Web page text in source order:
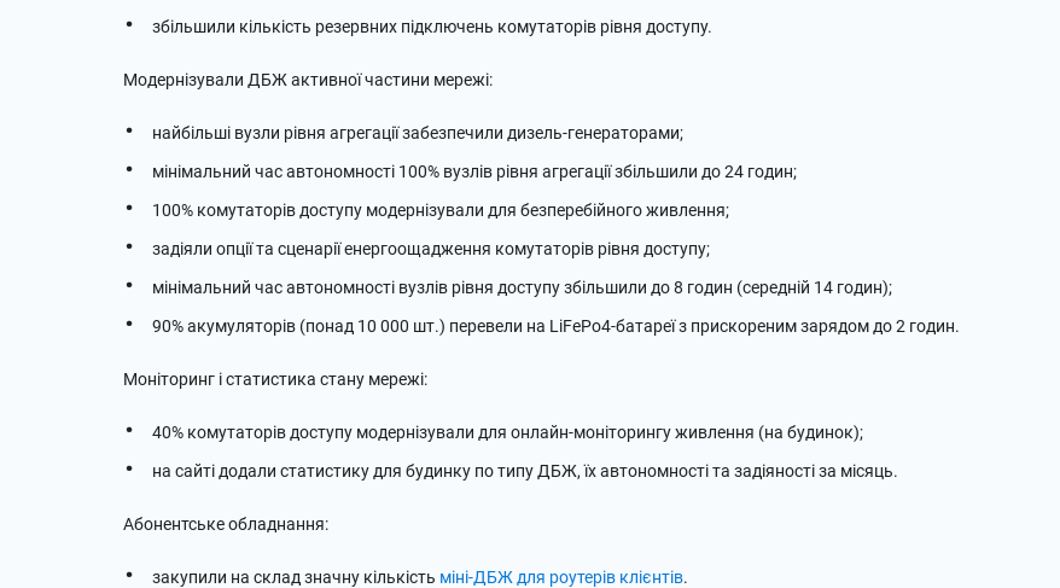
збільшили кількість резервних підключень комутаторів рівня доступу.
Модернізували ДБЖ активної частини мережі:
найбільші вузли рівня агрегації забезпечили дизель-генераторами;
мінімальний час автономності 100% вузлів рівня агрегації збільшили до 24 годин;
100% комутаторів доступу модернізували для безперебійного живлення;
задіяли опції та сценарії енергоощадження комутаторів рівня доступу;
мінімальний час автономності вузлів рівня доступу збільшили до 8 годин (середній 14 годин);
90% акумуляторів (понад 10 000 шт.) перевели на LiFePo4-батареї з прискореним зарядом до 2 годин.
Моніторинг і статистика стану мережі:
40% комутаторів доступу модернізували для онлайн-моніторингу живлення (на будинок);
на сайті додали статистику для будинку по типу ДБЖ, їх автономності та задіяності за місяць.
Абонентське обладнання:
закупили на склад значну кількість міні-ДБЖ для роутерів клієнтів.